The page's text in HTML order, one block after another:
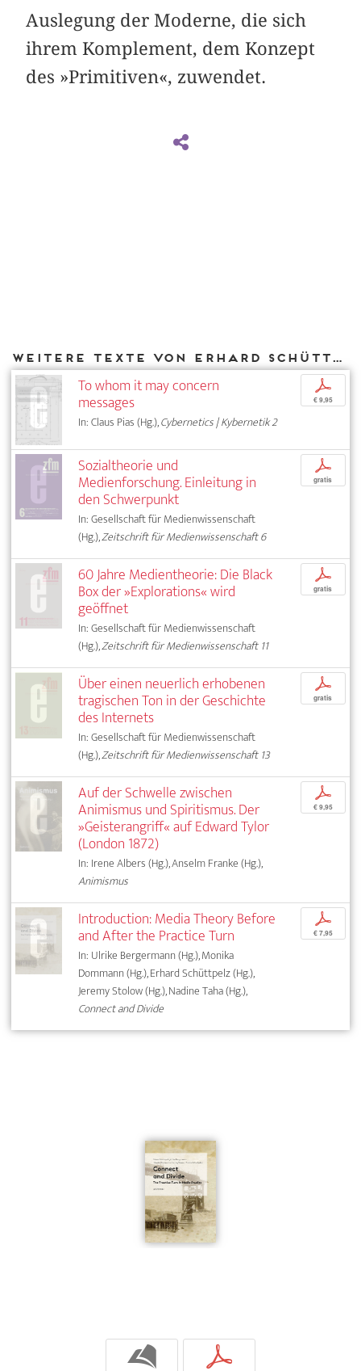
Auslegung der Moderne, die sich
ihrem Komplement, dem Konzept
des »Primitiven«, zuwendet.
Weitere Texte von Erhard Schüttpelz bei DIAPHANES
To whom it may concern
messages
In: Claus Pias (Hg.),Cybernetics | Kybernetik 2
p
€ 9,95
Sozialtheorie und
Medienforschung. Einleitung in
den Schwerpunkt
In: Gesellschaft für Medienwissenschaft
(Hg.),Zeitschrift für Medienwissenschaft 6
p
gratis
60 Jahre Medientheorie: Die Black
Box der »Explorations« wird
geöffnet
In: Gesellschaft für Medienwissenschaft
(Hg.),Zeitschrift für Medienwissenschaft 11
p
gratis
Über einen neuerlich erhobenen
tragischen Ton in der Geschichte
des Internets
In: Gesellschaft für Medienwissenschaft
(Hg.),Zeitschrift für Medienwissenschaft 13
p
gratis
Auf der Schwelle zwischen
Animismus und Spiritismus. Der
»Geisterangriff« auf Edward Tylor
(London 1872)
In: Irene Albers (Hg.), Anselm Franke (Hg.),
Animismus
p
€ 9,95
Introduction: Media Theory Before
and After the Practice Turn
In: Ulrike Bergermann (Hg.), Monika
Dommann (Hg.), Erhard Schüttpelz (Hg.),
Jeremy Stolow (Hg.), Nadine Taha (Hg.),
Connect and Divide
p
€ 7,95
b p